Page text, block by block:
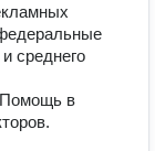
среднего
Помощь в